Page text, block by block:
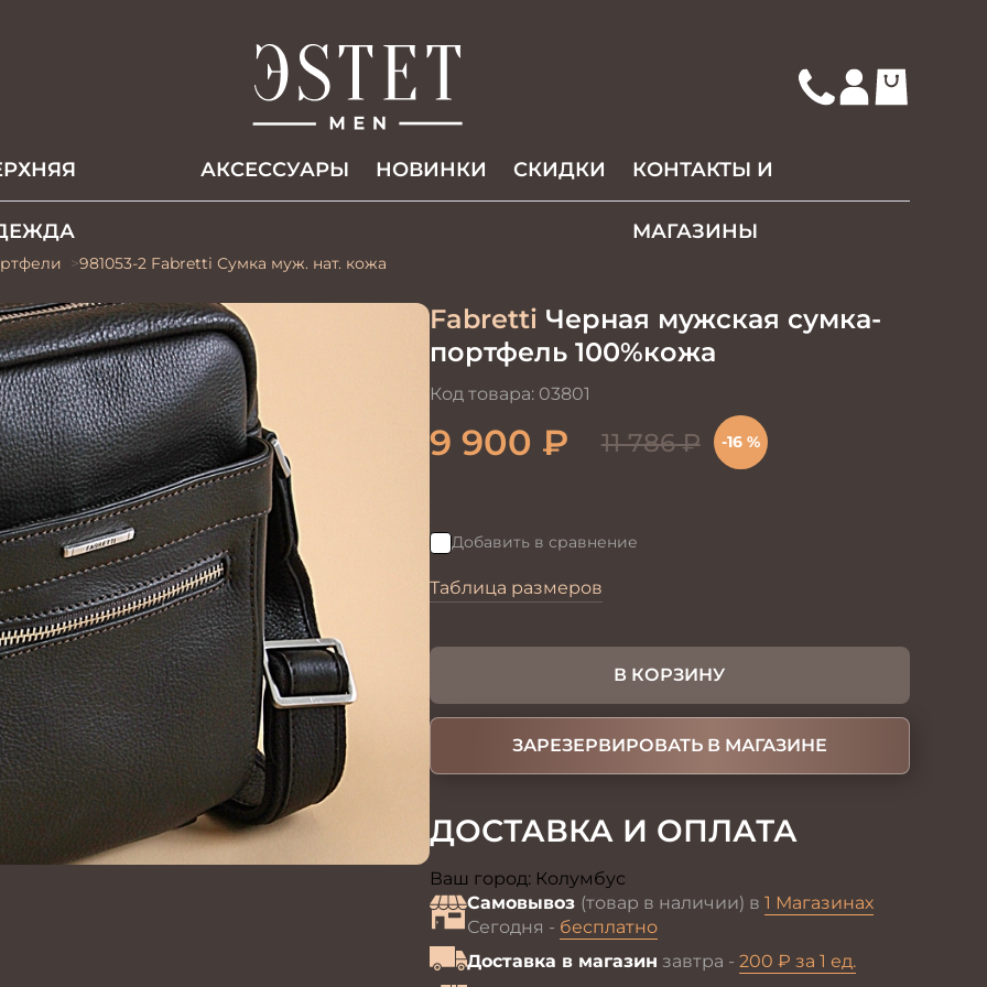
АКCЕССУАРЫ НОВИНКИ СКИДКИ КОНТАКТЫ И
МАГАЗИНЫ
981053-2 Fabretti Сумка муж. нат. кожа
Fabretti Черная мужская сумка-
портфель 100%кожа
Код товара: 03801
9 900 ₽ 11 786₽ -16 %
Добавить в сравнение
Таблица размеров
В КОРЗИНУ
ЗАРЕЗЕРВИРОВАТЬ В МАГАЗИНЕ
ДОСТАВКА И ОПЛАТА
Ваш город: Колумбус
Самовывоз (товар в наличии) в 1 Магазинах
Сегодня - бесплатно
Доставка в магазин завтра - 200 ₽ за 1 ед.